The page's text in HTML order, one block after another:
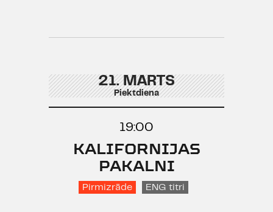
21. MARTS
Piektdiena
19:00
KALIFORNIJAS
PAKALNI
Pirmizrāde ENG titri